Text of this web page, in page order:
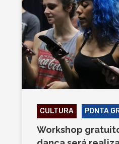
CULTURA PONTA
Workshop